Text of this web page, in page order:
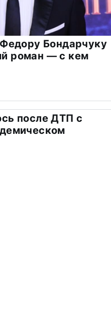
Бондарчуку
роман — с кем
после ДТП с